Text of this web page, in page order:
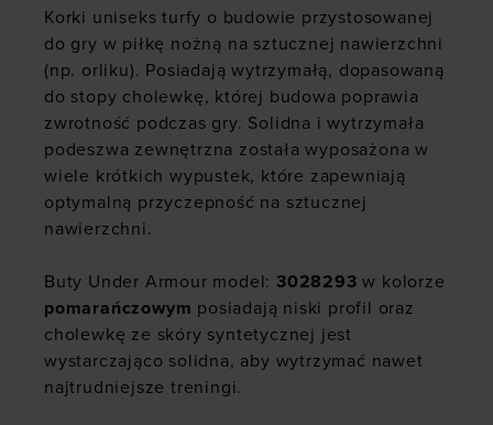
Korki uniseks turfy o budowie przystosowanej
do gry w piłkę nożną na sztucznej nawierzchni
(np. orliku). Posiadają wytrzymałą, dopasowaną
do stopy cholewkę, której budowa poprawia
zwrotność podczas gry. Solidna i wytrzymała
podeszwa zewnętrzna została wyposażona w
wiele krótkich wypustek, które zapewniają
optymalną przyczepność na sztucznej
nawierzchni.
Buty Under Armour model: 3028293 w kolorze
pomarańczowym posiadają niski profil oraz
cholewkę ze skóry syntetycznej jest
wystarczająco solidna, aby wytrzymać nawet
najtrudniejsze treningi.